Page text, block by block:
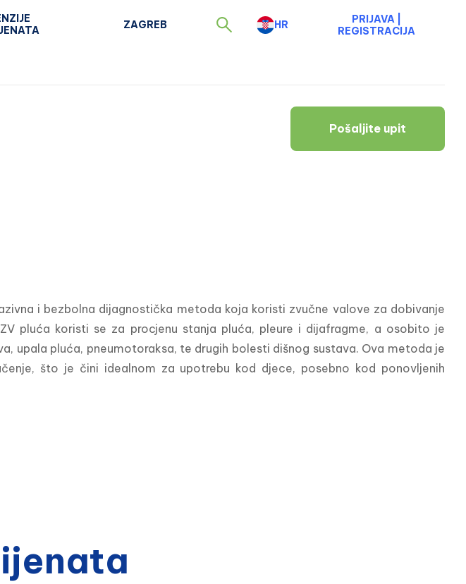
ZAGREB HR PRIJAVA
REGISTRACIJA
Pošaljite upit
i bezbolna dijagnostička metoda koja koristi zvučne valove za dobivanje
pluća koristi se za procjenu stanja pluća, pleure i dijafragme, a osobito je
upala pluća, pneumotoraksa, te drugih bolesti dišnog sustava. Ova metoda je
što je čini idealnom za upotrebu kod djece, posebno kod ponovljenih